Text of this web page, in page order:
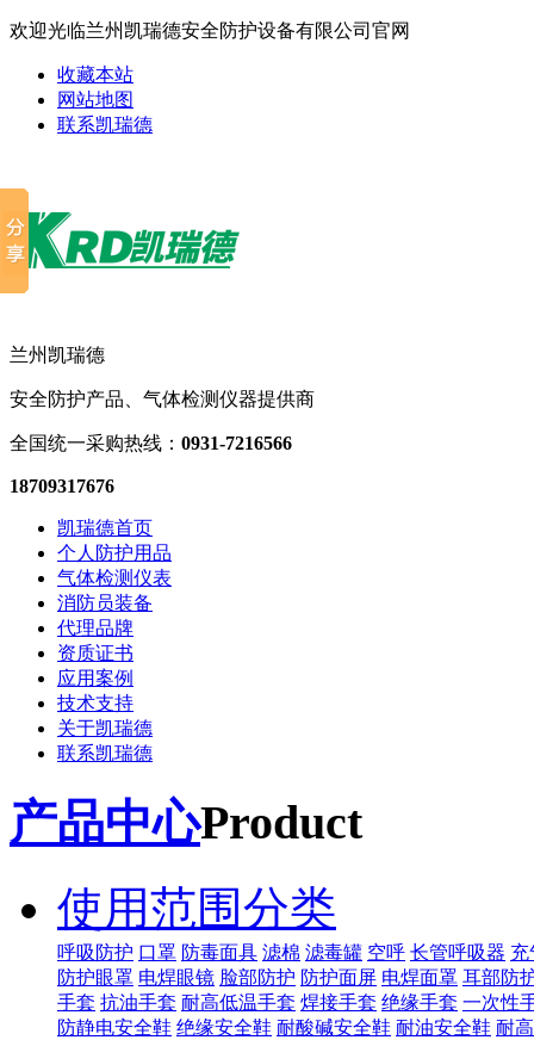
欢迎光临兰州凯瑞德安全防护设备有限公司官网
收藏本站
网站地图
联系凯瑞德
兰州凯瑞德
安全防护产品、气体检测仪器提供商
全国统一采购热线： 0931-7216566
18709317676
凯瑞德首页
个人防护用品
气体检测仪表
消防员装备
代理品牌
资质证书
应用案例
技术支持
关于凯瑞德
联系凯瑞德
产品中心Product
使用范围分类
呼吸防护 口罩 防毒面具 滤棉 滤毒罐 空呼 长管呼吸器 充
防护眼罩 电焊眼镜 脸部防护 防护面屏 电焊面罩 耳部防
手套 抗油手套 耐高低温手套 焊接手套 绝缘手套 一次性
防静电安全鞋 绝缘安全鞋 耐酸碱安全鞋 耐油安全鞋 耐